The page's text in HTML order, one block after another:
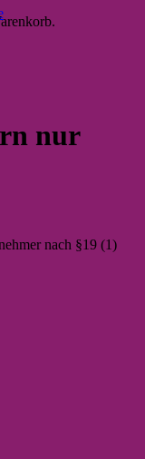
nur
nach §19 (1)